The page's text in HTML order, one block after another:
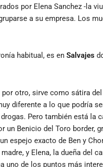
por Elena Sanchez -la
a su empresa. Los
habitual, es en Salvajes
otro, sirve como sátira
diferente a lo que podría
Pero también está la
un Benicio del Toro border,
espejo exacto de Ben y
y Elena, la dueña del
uno de los puntos más